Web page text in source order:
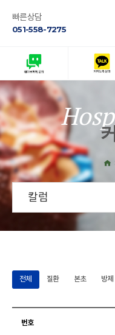
빠른상담
051-558-7275
칼럼
전체 질환 본초 방제
번호